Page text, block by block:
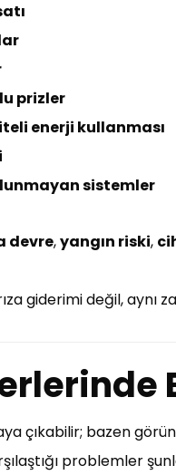
prizler
enerji kullanması
sistemler
devre,yangın riski,
giderimi değil, aynı
çıkabilir; bazen
problemler